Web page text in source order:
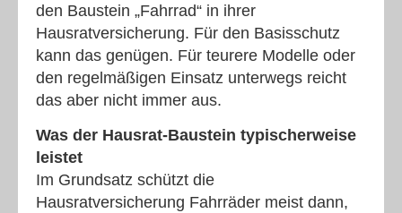
den Baustein „Fahrrad“ in ihrer
Hausratversicherung. Für den Basisschutz
kann das genügen. Für teurere Modelle oder
den regelmäßigen Einsatz unterwegs reicht
das aber nicht immer aus.
Was der Hausrat-Baustein typischerweise
leistet
Im Grundsatz schützt die
Hausratversicherung Fahrräder meist dann,